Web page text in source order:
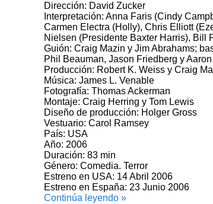
Dirección: David Zucker
Interpretación: Anna Faris (Cindy
Carmen Electra (Holly), Chris Elliott
Nielsen (Presidente Baxter Harris), Bill
Guión: Craig Mazin y Jim Abrahams;
Phil Beauman, Jason Friedberg y
Producción: Robert K. Weiss y Craig
Música: James L. Venable
Fotografía: Thomas Ackerman
Montaje: Craig Herring y Tom Lewis
Diseño de producción: Holger Gross
Vestuario: Carol Ramsey
País: USA
Año: 2006
Duración: 83 min
Género: Comedia. Terror
Estreno en USA: 14 Abril 2006
Estreno en España: 23 Junio 2006
Continúa leyendo »